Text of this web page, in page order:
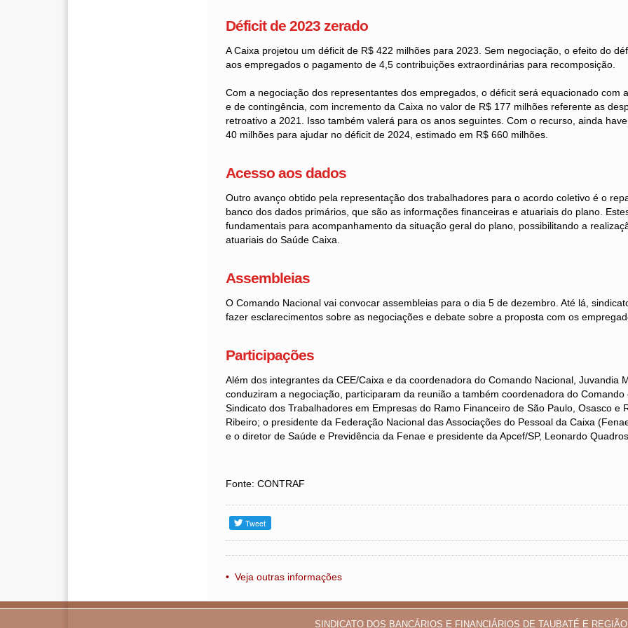
Déficit de 2023 zerado
A Caixa projetou um déficit de R$ 422 milhões para 2023. Sem negociação, o efeito do
aos empregados o pagamento de 4,5 contribuições extraordinárias para recomposição.
Com a negociação dos representantes dos empregados, o déficit será equacionado com
e de contingência, com incremento da Caixa no valor de R$ 177 milhões referente as
retroativo a 2021. Isso também valerá para os anos seguintes. Com o recurso, ainda
40 milhões para ajudar no déficit de 2024, estimado em R$ 660 milhões.
Acesso aos dados
Outro avanço obtido pela representação dos trabalhadores para o acordo coletivo é o
banco dos dados primários, que são as informações financeiras e atuariais do plano.
fundamentais para acompanhamento da situação geral do plano, possibilitando a
atuariais do Saúde Caixa.
Assembleias
O Comando Nacional vai convocar assembleias para o dia 5 de dezembro. Até lá,
fazer esclarecimentos sobre as negociações e debate sobre a proposta com os
Participações
Além dos integrantes da CEE/Caixa e da coordenadora do Comando Nacional, Juvandia
conduziram a negociação, participaram da reunião a também coordenadora do Comando
Sindicato dos Trabalhadores em Empresas do Ramo Financeiro de São Paulo, Osasco e
Ribeiro; o presidente da Federação Nacional das Associações do Pessoal da Caixa
e o diretor de Saúde e Previdência da Fenae e presidente da Apcef/SP, Leonardo
Fonte: CONTRAF
• Veja outras informações
SINDICATO DOS BANCÁRIOS E FINANCIÁRIOS DE TAUBATÉ E REGIÃO